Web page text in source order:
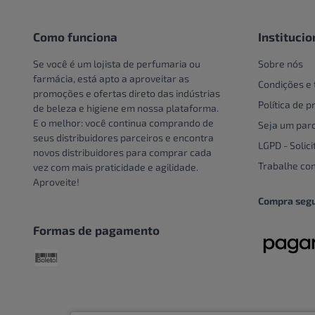
Creme Para Área Do Olho
Cuidado Com A Mão
Cuidados bucais especiais
Cuidados com o couro
cabeludo
Cuidados Com Os Pés
Cuidados especiais
Cuidados Pessoais
Unidade
Como funciona
Se você é um lojista de perfumaria ou
farmácia, está apto a aproveitar as
promoções e ofertas direto das indústrias
de beleza e higiene em nossa plataforma.
E o melhor: você continua comprando de
seus distribuidores parceiros e encontra
novos distribuidores para comprar cada
vez com mais praticidade e agilidade.
Aproveite!
Formas de pagamento
Sobre nós
Condições
Política de
Seja um
LGPD -
Trabalhe
Compra